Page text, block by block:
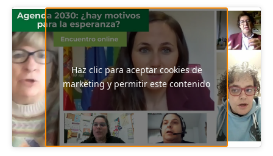
Haz clic para aceptar cookies de
marketing y permitir este contenido